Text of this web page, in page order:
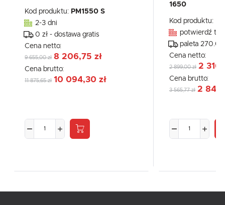
Kod produktu: PM1550 S
2-3 dni
0 zł - dostawa gratis
Cena netto:
9 655,00 zł 8 206,75 zł
Cena brutto:
11 875,65 zł 10 094,30 zł
1650
Kod produktu:
potwierdź
paleta 270.00
Cena netto:
2 899,00 zł 2
Cena brutto:
3 565,77 zł 2